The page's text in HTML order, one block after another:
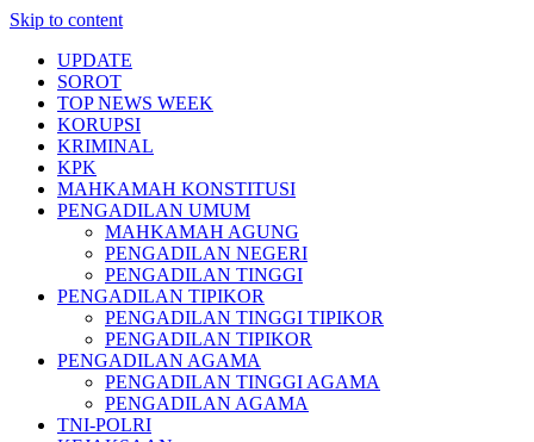
Skip to content
UPDATE
SOROT
TOP NEWS WEEK
KORUPSI
KRIMINAL
KPK
MAHKAMAH KONSTITUSI
PENGADILAN UMUM
MAHKAMAH AGUNG
PENGADILAN NEGERI
PENGADILAN TINGGI
PENGADILAN TIPIKOR
PENGADILAN TINGGI TIPIKOR
PENGADILAN TIPIKOR
PENGADILAN AGAMA
PENGADILAN TINGGI AGAMA
PENGADILAN AGAMA
TNI-POLRI